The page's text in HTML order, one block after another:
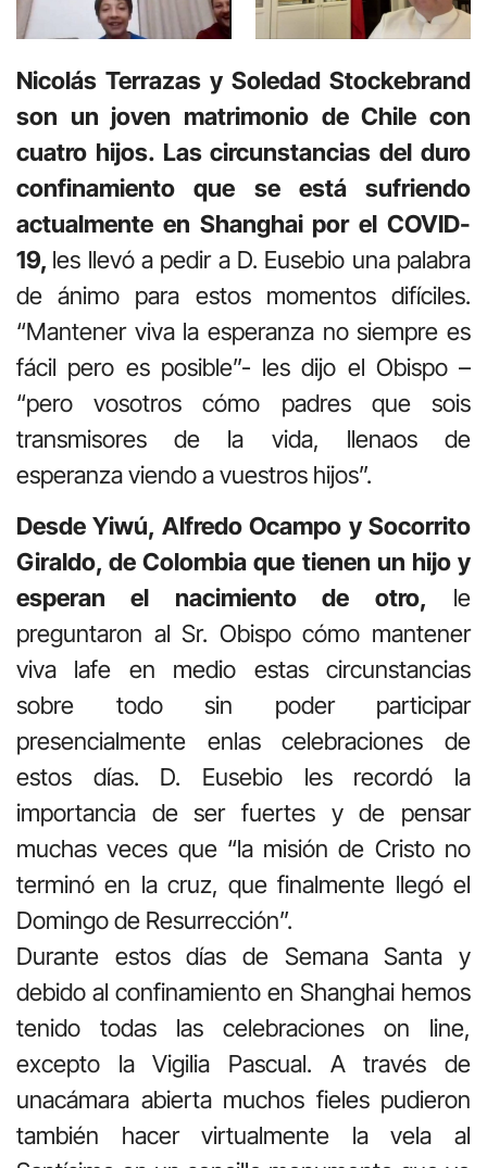
Nicolás Terrazas y Soledad Stockebrand
son un joven matrimonio de Chile con
cuatro hijos. Las circunstancias del duro
confinamiento que se está sufriendo
actualmente en Shanghai por el COVID-
19, les llevó a pedir a D. Eusebio una palabra
de ánimo para estos momentos difíciles.
“Mantener viva la esperanza no siempre es
fácil pero es posible”- les dijo el Obispo –
“pero vosotros cómo padres que sois
transmisores de la vida, llenaos de
esperanza viendo a vuestros hijos”.
Desde Yiwú, Alfredo Ocampo y Socorrito
Giraldo, de Colombia que tienen un hijo y
esperan el nacimiento de otro, le
preguntaron al Sr. Obispo cómo mantener
viva lafe en medio estas circunstancias
sobre todo sin poder participar
presencialmente enlas celebraciones de
estos días. D. Eusebio les recordó la
importancia de ser fuertes y de pensar
muchas veces que “la misión de Cristo no
terminó en la cruz, que finalmente llegó el
Domingo de Resurrección”.
Durante estos días de Semana Santa y
debido al confinamiento en Shanghai hemos
tenido todas las celebraciones on line,
excepto la Vigilia Pascual. A través de
unacámara abierta muchos fieles pudieron
también hacer virtualmente la vela al